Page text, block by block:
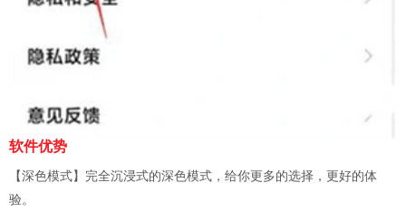
软件优势
【深色模式】完全沉浸式的深色模式，给你更多的选择，更好的体
验。